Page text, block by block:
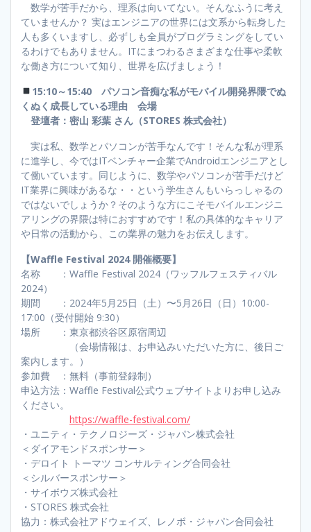
数学が苦手だから、理系は向いてない。そんなふうに考え
ていませんか？ 実はエンジニアの世界には文系から転身した
人も多くいますし、必ずしも全員がプログラミングをしてい
るわけでもありません。ITにまつわるさまざまな仕事や柔軟
な働き方について知り、世界を広げましょう！
15:10～15:40 パソコン音痴な私がモバイル開発界隈でぬ
くぬく成長している理由 会場
登壇者：密山 彩葉 さん（STORES 株式会社）
実は私、数学とパソコンが苦手なんです！そんな私が理系
に進学し、今ではITベンチャー企業でAndroidエンジニアとし
て働いています。同じように、数学やパソコンが苦手だけど
IT業界に興味があるな・・という学生さんもいらっしゃるの
ではないでしょうか？そのような方にこそモバイルエンジニ
アリングの界隈は特におすすめです！私の具体的なキャリア
や日常の活動から、この業界の魅力をお伝えします。
【Waffle Festival 2024 開催概要】
名称 ：Waffle Festival 2024（ワッフルフェスティバル
2024）
期間 ：2024年5月25日（土）〜5月26日（日）10:00-
17:00（受付開始 9:30）
場所 ：東京都渋谷区原宿周辺
（会場情報は、お申込みいただいた方に、後日ご
案内します。）
参加費 ：無料（事前登録制）
申込方法：Waffle Festival公式ウェブサイトよりお申し込み
ください。
https://waffle-festival.com/
・ユニティ・テクノロジーズ・ジャパン株式会社
＜ダイアモンドスポンサー＞
・デロイト トーマツ コンサルティング合同会社
＜シルバースポンサー＞
・サイボウズ株式会社
・STORES 株式会社
協力：株式会社アドウェイズ、レノボ・ジャパン合同会社